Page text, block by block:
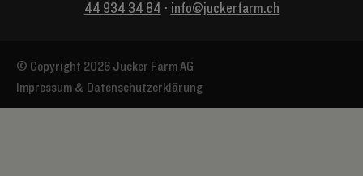
44 934 34 84 ⋅ info@juckerfarm.ch
© Copyright 2026 Jucker Farm AG
Impressum & Datenschutzerklärung